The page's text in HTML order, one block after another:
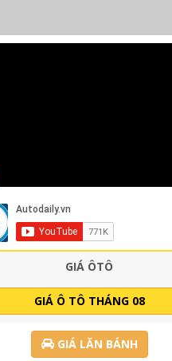
GIÁ ÔTÔ
GIÁ Ô TÔ THÁNG 08
GIÁ LĂN BÁNH